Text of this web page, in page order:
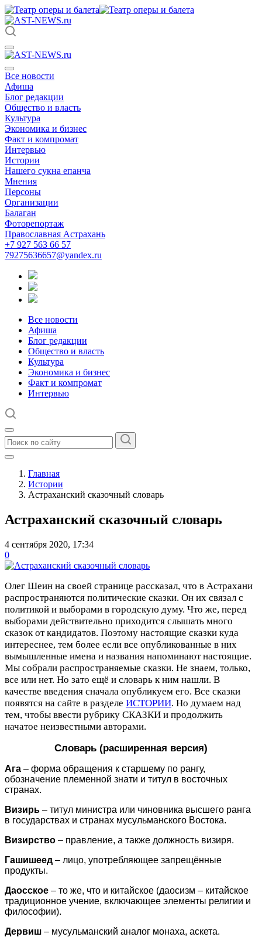
Все новости
Афиша
Блог редакции
Общество и власть
Культура
Экономика и бизнес
Факт и компромат
Интервью
Истории
Нашего сукна епанча
Мнения
Персоны
Организации
Балаган
Фоторепортаж
Православная Астрахань
+7 927 563 66 57
79275636657@yandex.ru
Все новости
Афиша
Блог редакции
Общество и власть
Культура
Экономика и бизнес
Факт и компромат
Интервью
Главная
Истории
Астраханский сказочный словарь
Астраханский сказочный словарь
4 сентября 2020, 17:34
0
Олег Шеин на своей странице рассказал, что в Астрахани
распространяются политические сказки. Он их связал с
политикой и выборами в городскую думу. Что же, перед
выборами действительно приходится слышать много
сказок от кандидатов. Поэтому настоящие сказки куда
интереснее, тем более если все опубликованные в них
вымышленные имена и названия напоминают настоящие.
Мы собрали распространяемые сказки. Не знаем, только,
все или нет. Но зато ещё и словарь к ним нашли. В
качестве введения сначала опубликуем его. Все сказки
появятся на сайте в разделе ИСТОРИИ. Но думаем над
тем, чтобы ввести рубрику СКАЗКИ и продолжить
начатое неизвестными авторами.
Словарь (расширенная версия)
Ага – форма обращения к старшему по рангу,
обозначение племенной знати и титул в восточных
странах.
Визирь – титул министра или чиновника высшего ранга
в государствах и странах мусульманского Востока.
Визирство – правление, а также должность визиря.
Гашишеед – лицо, употребляющее запрещённые
продукты.
Даосское – то же, что и китайское (даосизм – китайское
традиционное учение, включающее элементы религии и
философии).
Дервиш – мусульманский аналог монаха, аскета.